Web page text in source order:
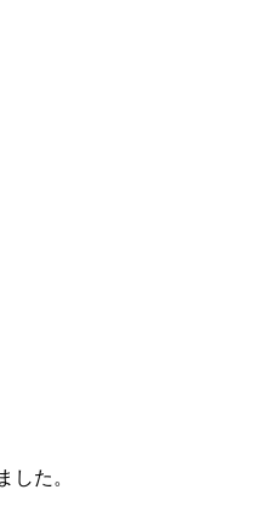
した。